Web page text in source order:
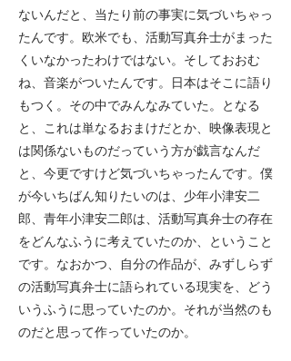
ないんだと、当たり前の事実に気づいちゃっ
たんです。欧米でも、活動写真弁士がまった
くいなかったわけではない。そしておおむ
ね、音楽がついたんです。日本はそこに語り
もつく。その中でみんなみていた。となる
と、これは単なるおまけだとか、映像表現と
は関係ないものだっていう方が戯言なんだ
と、今更ですけど気づいちゃったんです。僕
が今いちばん知りたいのは、少年小津安二
郎、青年小津安二郎は、活動写真弁士の存在
をどんなふうに考えていたのか、ということ
です。なおかつ、自分の作品が、みずしらず
の活動写真弁士に語られている現実を、どう
いうふうに思っていたのか。それが当然のも
のだと思って作っていたのか。